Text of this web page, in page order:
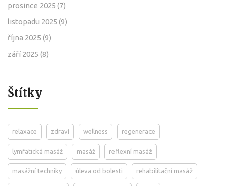
prosince 2025 (7)
listopadu 2025 (9)
října 2025 (9)
září 2025 (8)
Štítky
relaxace zdraví wellness regenerace
lymfatická masáž masáž reflexní masáž
masážní techniky úleva od bolesti rehabilitační masáž